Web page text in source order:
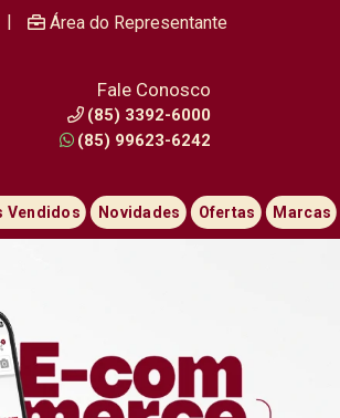
| Área do Representante
Fale Conosco
(85) 3392-6000
(85) 99623-6242
Vendidos Novidades Ofertas Marcas